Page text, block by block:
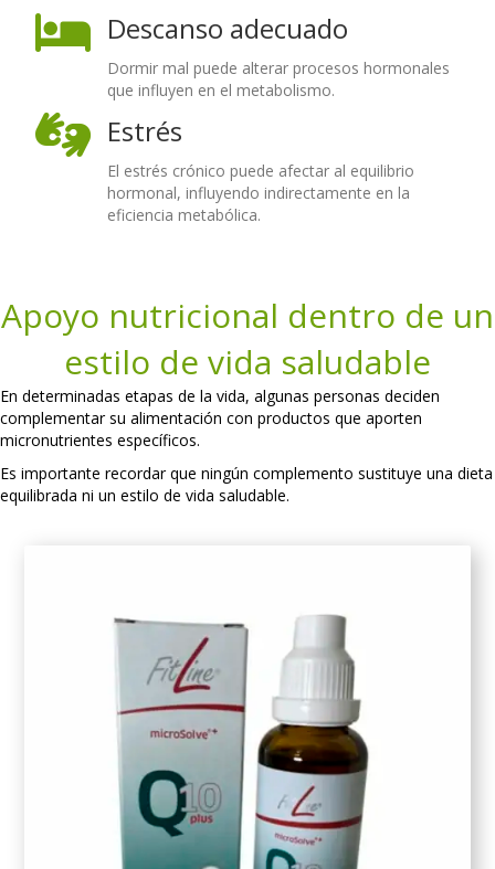
Descanso adecuado
Dormir mal puede alterar procesos hormonales
que influyen en el metabolismo.
Estrés
El estrés crónico puede afectar al equilibrio
hormonal, influyendo indirectamente en la
eficiencia metabólica.
Apoyo nutricional dentro de un
estilo de vida saludable
En determinadas etapas de la vida, algunas personas deciden
complementar su alimentación con productos que aporten
micronutrientes específicos.
Es importante recordar que ningún complemento sustituye una dieta
equilibrada ni un estilo de vida saludable.